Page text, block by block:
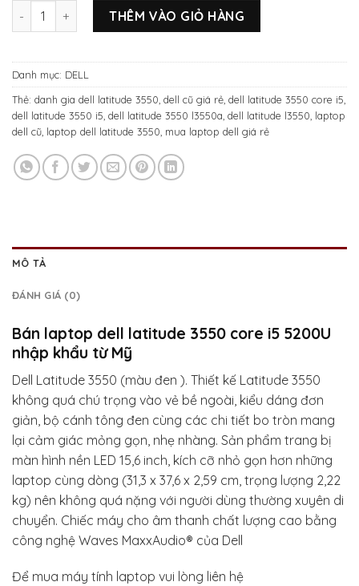
Dell latitude 3550 Core i5 5200U số lượng
THÊM VÀO GIỎ HÀNG
Danh mục: DELL
Thẻ: danh gia dell latitude 3550 dell cũ giá rẻ dell latitude 3550 core i5
dell latitude 3550 i5 dell latitude 3550 l3550a dell latitude l3550 laptop
dell cũ laptop dell latitude 3550 mua laptop dell giá rẻ
MÔ TẢ
ĐÁNH GIÁ (0)
Bán laptop dell latitude 3550 core i5 5200U
nhập khẩu từ Mỹ
Dell Latitude 3550 (màu đen ). Thiết kế Latitude 3550
không quá chú trọng vào vẻ bề ngoài, kiểu dáng đơn
giản, bộ cánh tông đen cùng các chi tiết bo tròn mang
lại cảm giác mỏng gọn, nhẹ nhàng. Sản phẩm trang bị
màn hình nền LED 15,6 inch, kích cỡ nhỏ gọn hơn những
laptop cùng dòng (31,3 x 37,6 x 2,59 cm, trọng lượng 2,22
kg) nên không quá nặng với người dùng thường xuyên di
chuyển. Chiếc máy cho âm thanh chất lượng cao bằng
công nghệ Waves MaxxAudio® của Dell
Để mua máy tính laptop vui lòng liên hệ